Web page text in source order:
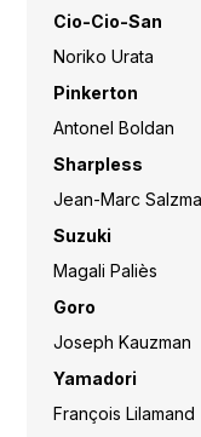
Cio-Cio-San
Noriko Urata
Pinkerton
Antonel Boldan
Sharpless
Jean-Marc
Suzuki
Magali Paliès
Goro
Joseph Kauzman
Yamadori
François Lilamand